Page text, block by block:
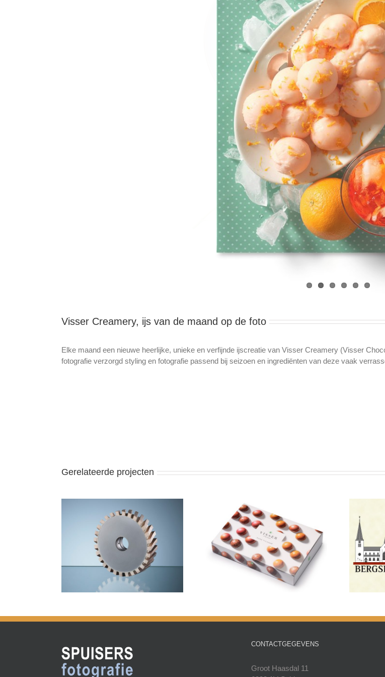
Visser Creamery, ijs van de maand op de foto
Elke maand een nieuwe heerlijke, unieke en verfijnde ijscreatie van Visser Creamery (Visser
fotografie verzorgd styling en fotografie passend bij seizoen en ingrediënten van deze vaak
Gerelateerde projecten
chocolade
Ontwerp logo Bergse Lekkernij
(Berg en Terblijt, Limburg)
CONTACTGEGEVENS
Groot Haasdal 11